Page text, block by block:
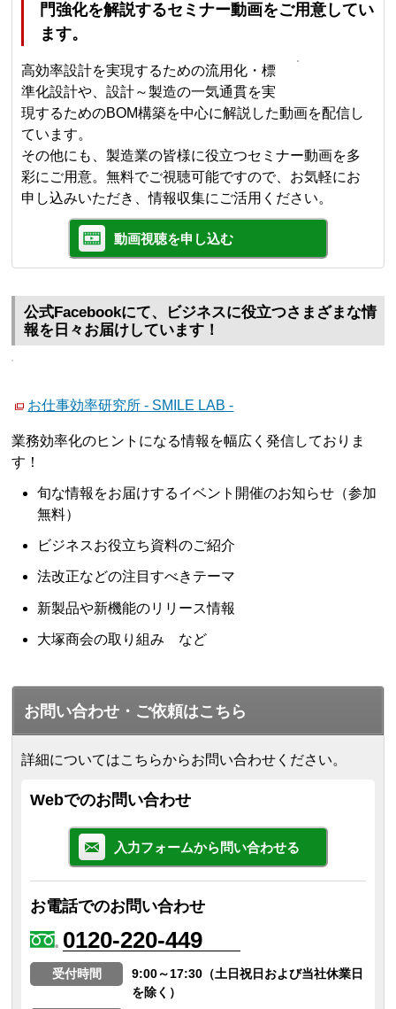
門強化を解説するセミナー動画をご用意してい
ます。
高効率設計を実現するための流用化・標
準化設計や、設計～製造の一気通貫を実
現するためのBOM構築を中心に解説した動画を配信し
ています。
その他にも、製造業の皆様に役立つセミナー動画を多
彩にご用意。無料でご視聴可能ですので、お気軽にお
申し込みいただき、情報収集にご活用ください。
動画視聴を申し込む
公式Facebookにて、ビジネスに役立つさまざまな情
報を日々お届けしています！
お仕事効率研究所 - SMILE LAB -
業務効率化のヒントになる情報を幅広く発信しておりま
す！
旬な情報をお届けするイベント開催のお知らせ（参加
無料）
ビジネスお役立ち資料のご紹介
法改正などの注目すべきテーマ
新製品や新機能のリリース情報
大塚商会の取り組み など
お問い合わせ・ご依頼はこちら
詳細についてはこちらからお問い合わせください。
Webでのお問い合わせ
入力フォームから問い合わせる
お電話でのお問い合わせ
0120-220-449
受付時間
9:00～17:30（土日祝日および当社休業日
を除く）